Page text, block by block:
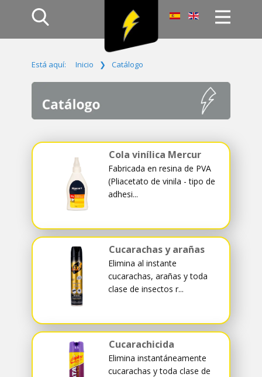
Productos
Campañas
Acceso
Está aquí: Inicio ❯ Catálogo
Cola vinílica Mercur
Fabricada en resina de PVA
(Pliacetato de vinila - tipo de
adhesi...
Cucarachas y arañas
Elimina al instante
cucarachas, arañas y toda
clase de insectos r...
Cucarachicida
Elimina instantáneamente
cucarachas y toda clase de